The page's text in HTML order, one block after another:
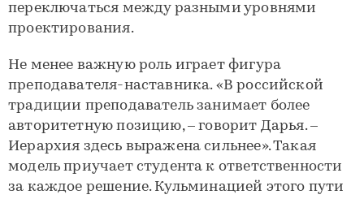
переключаться между разными уровнями
проектирования.
Не менее важную роль играет фигура
преподавателя-наставника. «В российской
традиции преподаватель занимает более
авторитетную позицию, – говорит Дарья. –
Иерархия здесь выражена сильнее». Такая
модель приучает студента к ответственности
за каждое решение. Кульминацией этого пути